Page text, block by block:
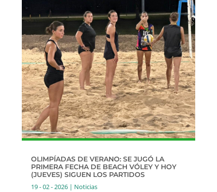
OLIMPÍADAS DE VERANO: SE JUGÓ LA
PRIMERA FECHA DE BEACH VÓLEY Y HOY
(JUEVES) SIGUEN LOS PARTIDOS
19 - 02 - 2026| Noticias